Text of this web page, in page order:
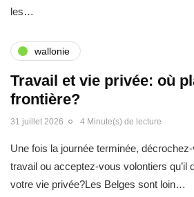
les…
wallonie
Travail et vie privée: où
frontière?
31 juillet 2026 4 Minute(s) de lecture
Une fois la journée terminée,
travail ou acceptez-vous volontiers qu’il
votre vie privée?Les Belges sont loin…